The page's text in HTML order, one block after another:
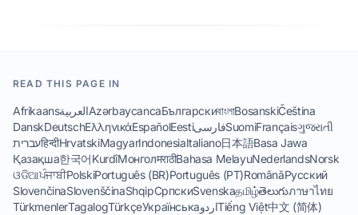
READ THIS PAGE IN
AfrikaansالعربيةAzərbaycancaБългарскиবাংলাBosanskiČeština
DanskDeutschΕλληνικάEspañolEestiفارسیSuomiFrançaisગુજરાતી
עבריתहिन्दीHrvatskiMagyarIndonesiaItaliano日本語Basa Jawa
Қазақша한국어KurdîМонголमराठीBahasa MelayuNederlandsNorsk
ଓଡିଆਪੰਜਾਬੀPolskiPortuguês (BR)Português (PT)RomânăРусский
SlovenčinaSlovenščinaShqipСрпскиSvenskaதமிழ்తెలుగుภาษาไทย
TürkmenlerTagalogTürkçeУкраїнськаاردوTiếng Việt中文 (简体)